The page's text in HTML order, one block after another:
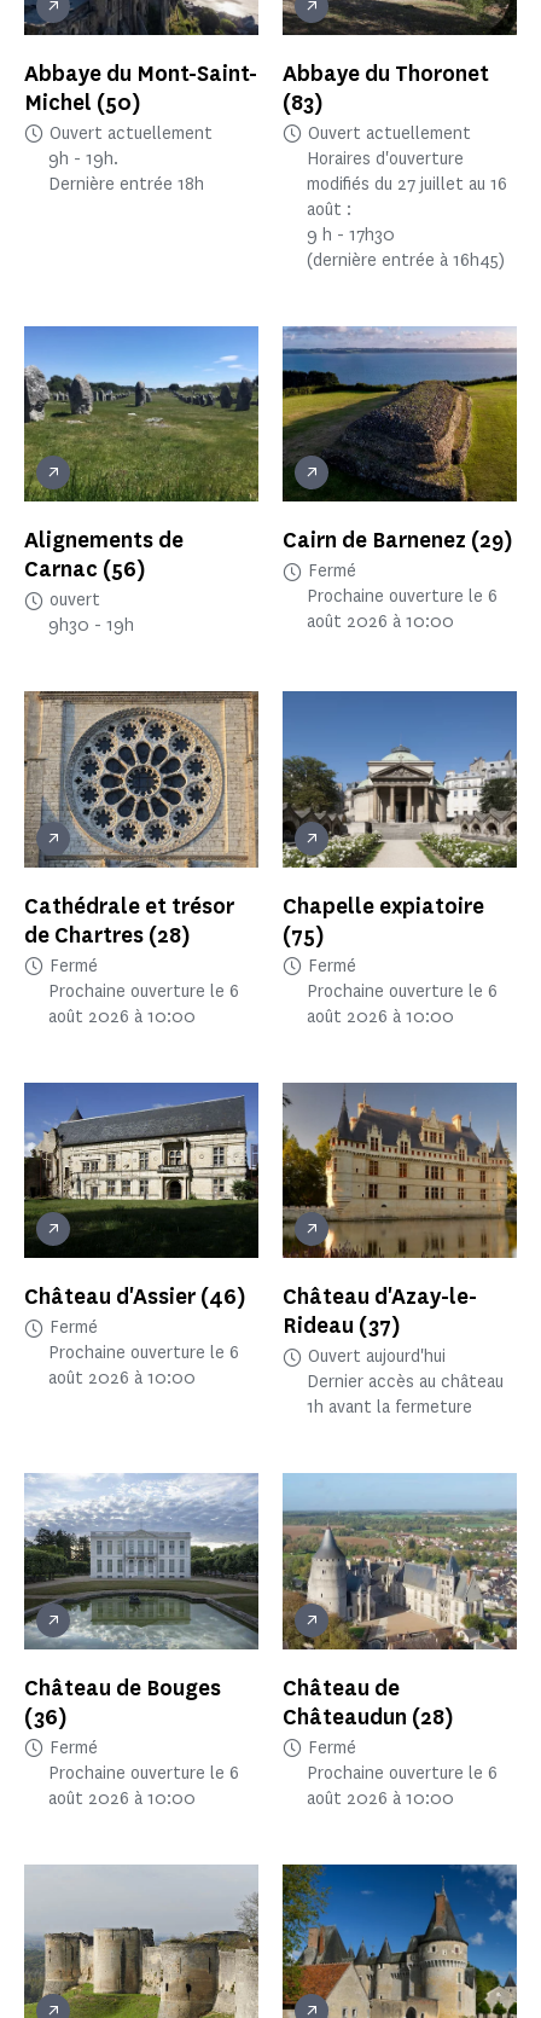
Abbaye du Mont-Saint-
Michel (50)
Ouvert actuellement
9h - 19h.
Dernière entrée 18h
Abbaye du Thoronet
(83)
Ouvert actuellement
Horaires d'ouverture
modifiés du 27 juillet au 16
août :
9 h - 17h30
(dernière entrée à 16h45)
Alignements de
Carnac (56)
ouvert
9h30 - 19h
Cairn de Barnenez (29)
Fermé
Prochaine ouverture le 6
août 2026 à 10:00
Cathédrale et trésor
de Chartres (28)
Fermé
Prochaine ouverture le 6
août 2026 à 10:00
Chapelle expiatoire
(75)
Fermé
Prochaine ouverture le 6
août 2026 à 10:00
Château d'Assier (46)
Fermé
Prochaine ouverture le 6
août 2026 à 10:00
Château d'Azay-le-
Rideau (37)
Ouvert aujourd'hui
Dernier accès au château
1h avant la fermeture
Château de Bouges
(36)
Fermé
Prochaine ouverture le 6
août 2026 à 10:00
Château de
Châteaudun (28)
Fermé
Prochaine ouverture le 6
août 2026 à 10:00